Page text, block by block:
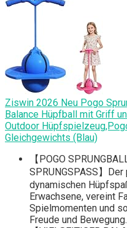
Ziswin 2026 Neu Pogo
Balance Hüpfball mit Griff
Outdoor
Gleichgewichts (Blau)
【POGO
SPRUNGSPASS】
dynamischen
Erwachsene, vereint
Spielmomenten und
Freude und Bewegung.